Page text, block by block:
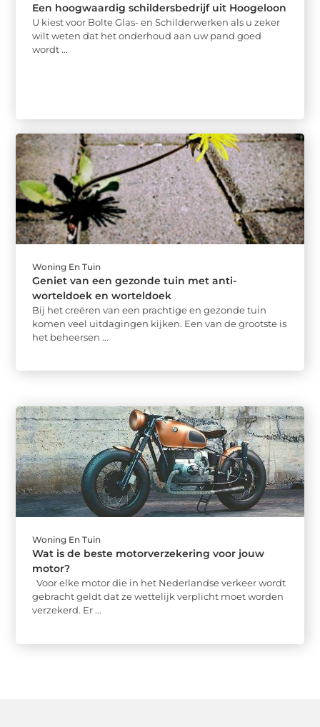
Een hoogwaardig schildersbedrijf uit Hoogeloon
U kiest voor Bolte Glas- en Schilderwerken als u zeker
wilt weten dat het onderhoud aan uw pand goed
wordt ...
Woning En Tuin
Geniet van een gezonde tuin met anti-
worteldoek en worteldoek
Bij het creëren van een prachtige en gezonde tuin
komen veel uitdagingen kijken. Een van de grootste is
het beheersen ...
Woning En Tuin
Wat is de beste motorverzekering voor jouw
motor?
Voor elke motor die in het Nederlandse verkeer wordt
gebracht geldt dat ze wettelijk verplicht moet worden
verzekerd. Er ...